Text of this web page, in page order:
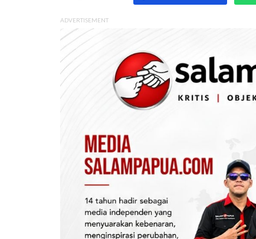
ADVERTISEMENT